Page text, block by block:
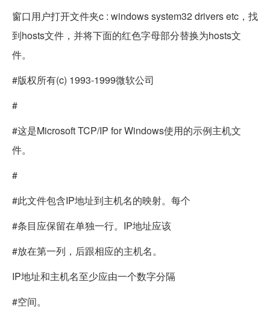
窗口用户打开文件夹c : windows system32 drivers etc，找
到hosts文件，并将下面的红色字母部分替换为hosts文
件。
#版权所有(c) 1993-1999微软公司
#
#这是Microsoft TCP/IP for Windows使用的示例主机文
件。
#
#此文件包含IP地址到主机名的映射。每个
#条目应保留在单独一行。IP地址应该
#放在第一列，后跟相应的主机名。
IP地址和主机名至少应由一个数字分隔
#空间。